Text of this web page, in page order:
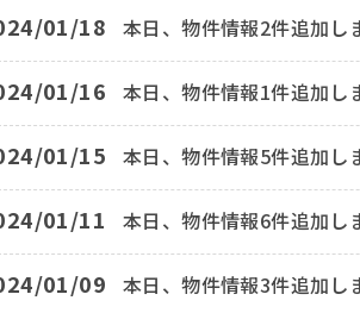
01/18 本日、物件情報2件追加し
01/16 本日、物件情報1件追加し
01/15 本日、物件情報5件追加し
01/11 本日、物件情報6件追加し
01/09 本日、物件情報3件追加し